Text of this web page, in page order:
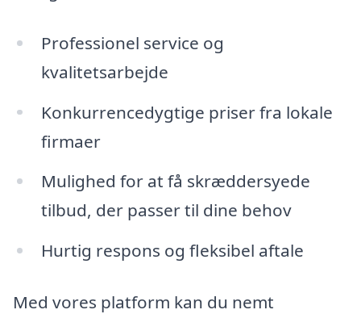
Professionel service og
kvalitetsarbejde
Konkurrencedygtige priser fra lokale
firmaer
Mulighed for at få skræddersyede
tilbud, der passer til dine behov
Hurtig respons og fleksibel aftale
Med vores platform kan du nemt